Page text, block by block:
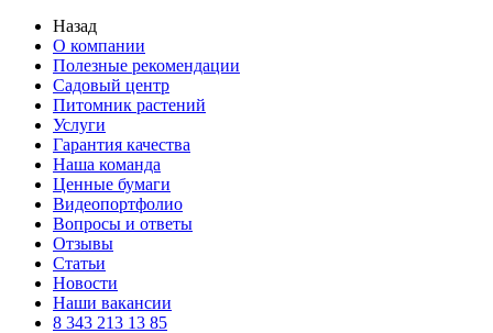
Назад
О компании
Полезные рекомендации
Садовый центр
Питомник растений
Услуги
Гарантия качества
Наша команда
Ценные бумаги
Видеопортфолио
Вопросы и ответы
Отзывы
Статьи
Новости
Наши вакансии
8 343 213 13 85